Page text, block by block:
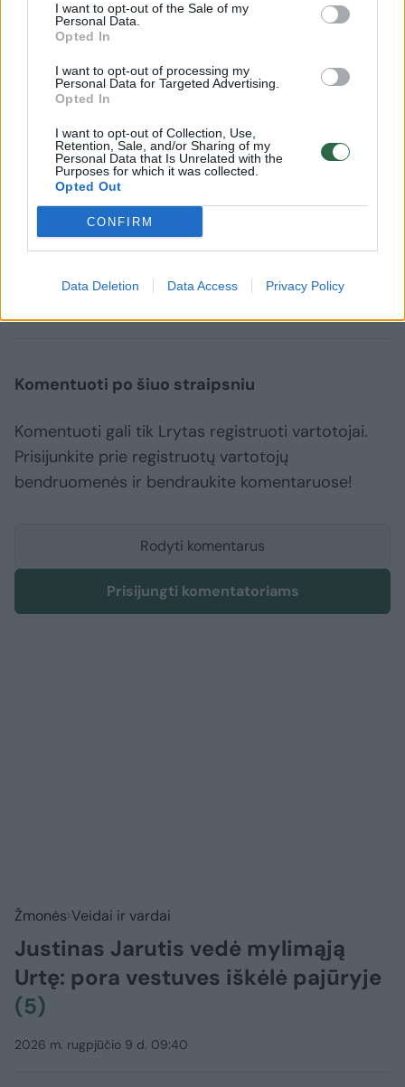
I want to opt-out of the Sale of my
Personal Data.
Opted In
I want to opt-out of processing my
Personal Data for Targeted Advertising.
Opted In
I want to opt-out of Collection, Use,
Retention, Sale, and/or Sharing of my
Personal Data that Is Unrelated with the
Purposes for which it was collected.
Opted Out
CONFIRM
Data Deletion Data Access Privacy Policy
pasirodymas buvo skirtas ne sau, o
žiūrovams.
Kas antrojoje laidoje nustebins labiausiai,
kaip seksis žvaigždžių atžaloms ir kas keliaus į
projekto „Lietuvos balsas. Vaikai“ pusfinalį,
paaiškės jau šį sekmadienį, 19:30 val., per
Linas Zareckas-Choras
Asta Pilypaitė
Komentuoti po šiuo straipsniu
Komentuoti gali tik Lrytas registruoti vartotojai.
Prisijunkite prie registruotų vartotojų
bendruomenės ir bendraukite komentaruose!
Rodyti komentarus
Prisijungti komentatoriams
Žmonės Veidai ir vardai
Justinas Jarutis vedė mylimąją
Urtę: pora vestuves iškėlė pajūryje
(5)
2026 m. rugpjūčio 9 d. 09:40